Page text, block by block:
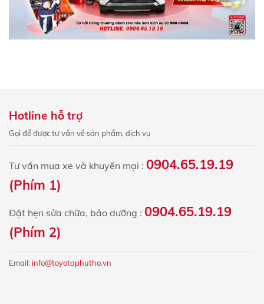
Hotline hỗ trợ
Gọi để được tư vấn về sản phẩm, dịch vụ
Tư vấn mua xe và khuyến mại : 0904.65.19.19
(Phím 1)
Đặt hẹn sửa chữa, bảo dưỡng : 0904.65.19.19
(Phím 2)
Email: info@toyotaphutho.vn